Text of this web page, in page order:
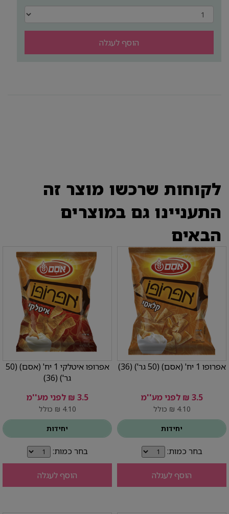
הוסף לעגלה
לקוחות שרכשו מוצר זה
התעניינו גם במוצרים
הבאים
אפרופו 1 יח' (אסם) (50 גר') (36)
3.5 ₪ לפני מע''מ
4.10 ₪ כולל
יחידות
בחר כמות:
הוסף לעגלה
אפרופו איטלקי 1 יח' (אסם) (50
גר') (36)
3.5 ₪ לפני מע''מ
4.10 ₪ כולל
יחידות
בחר כמות:
הוסף לעגלה